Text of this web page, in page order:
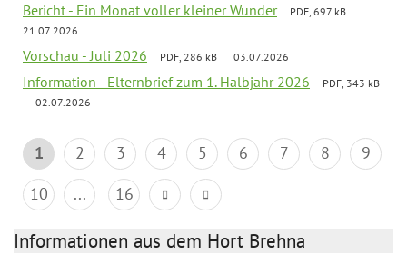
Bericht - Ein Monat voller kleiner Wunder
PDF, 697 kB
21.07.2026
Vorschau - Juli 2026 PDF, 286 kB 03.07.2026
Information - Elternbrief zum 1. Halbjahr 2026
PDF, 343 kB
02.07.2026
1 2 3 4 5 6 7 8
9
10
... 16
Informationen aus dem Hort Brehna